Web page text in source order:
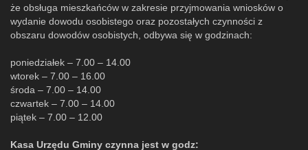
że obsługa mieszkańców w zakresie przyjmowania wniosków o
wydanie dowodu osobistego oraz pozostałych czynności z
obszaru dowodów osobistych, odbywa się w godzinach:
poniedziałek – 7.00 – 14.00
wtorek – 7.00 – 16.00
środa – 7.00 – 14.00
czwartek – 7.00 – 14.00
piątek – 7.00 – 12.00
Kasa Urzędu Gminy czynna jest w godz: